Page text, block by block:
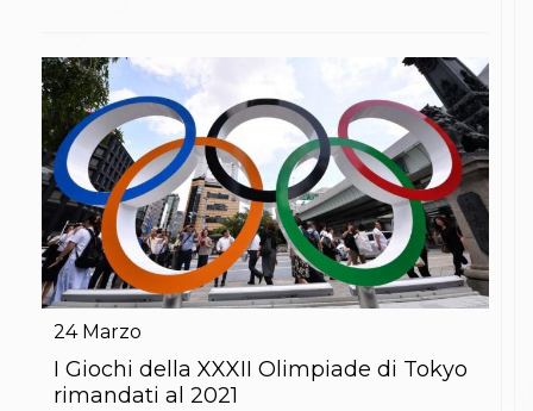
24 Marzo
I Giochi della XXXII Olimpiade di Tokyo
rimandati al 2021